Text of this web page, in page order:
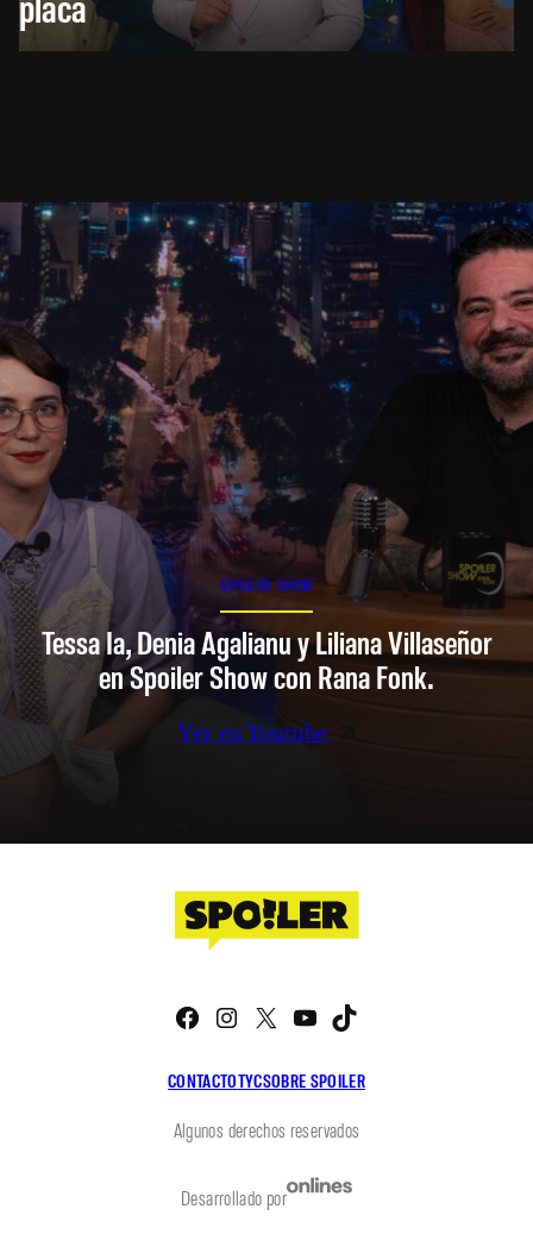
SPOILER SHOW
Tessa Ia, Denia Agalianu y Liliana Villaseñor
en Spoiler Show con Rana Fonk.
Ver en Youtube
CONTACTOTYCSOBRE SPOILER
Facebook
Instagram
X YouTube
Algunos derechos reservados
Desarrollado por